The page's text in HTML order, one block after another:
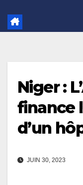
Niger :
finance
d’un
JUIN 30, 2023